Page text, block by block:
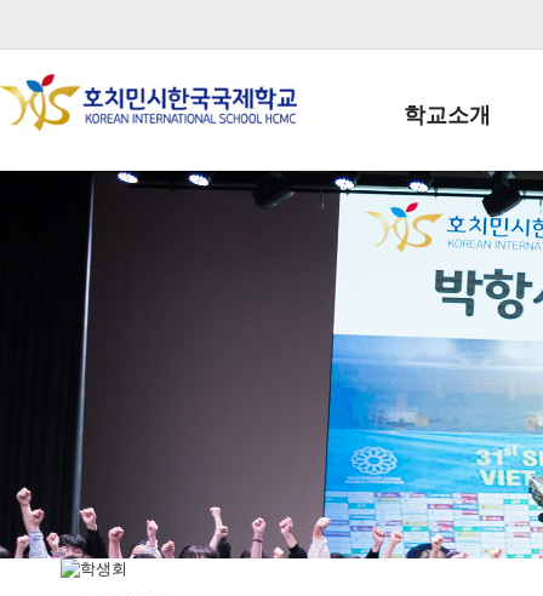
학교소개
학교장인사말
학생회장인사말
학교상징
학교 CI
교직원현황
학생현황
위치/전화
전경사진